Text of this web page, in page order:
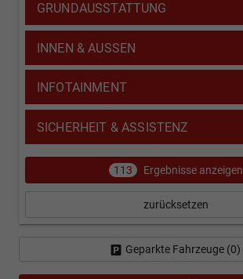
GRUNDAUSSTATTUNG
INNEN & AUSSEN
INFOTAINMENT
SICHERHEIT & ASSISTENZ
113 Ergebnisse anzeigen
zurücksetzen
Geparkte Fahrzeuge (0)